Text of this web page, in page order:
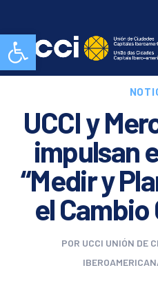
Abrir barra de herramientas
UCCI y
impulsan
“Medir y
el
POR UCCI UNIÓN DE